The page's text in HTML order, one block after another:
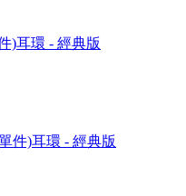
)耳環 - 經典版
件)耳環 - 經典版